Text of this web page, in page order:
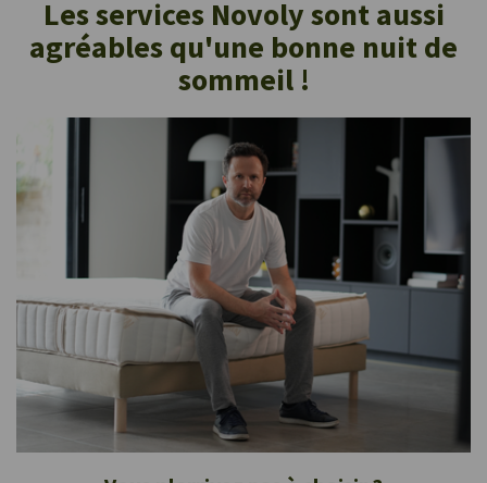
Les services Novoly sont aussi
agréables qu'une bonne nuit de
sommeil !